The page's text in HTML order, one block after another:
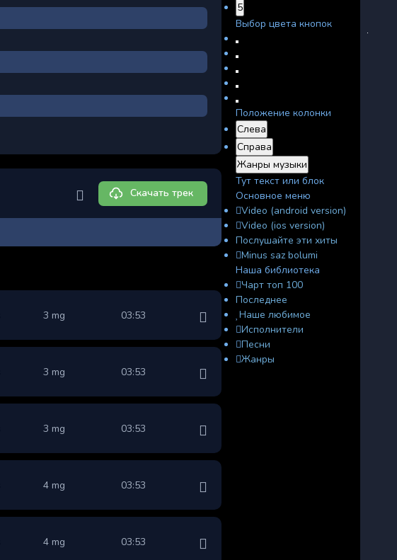
Скачать трек
3 mg 03:53
3 mg 03:53
3 mg 03:53
4 mg 03:53
4 mg 03:53
5
Выбор цвета кнопок
Положение колонки
Слева
Справа
Жанры музыки
Тут текст или блок
Основное меню
Video (android version)
Video (ios version)
Послушайте эти хиты
Minus saz bolumi
Наша библиотека
Чарт топ 100
Последнее
Наше любимое
Исполнители
Песни
Жанры